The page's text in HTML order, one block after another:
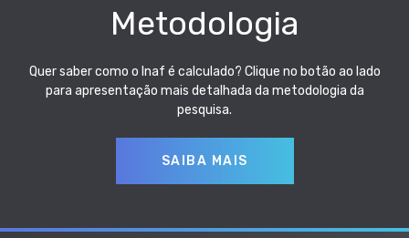
Metodologia
Quer saber como o Inaf é calculado? Clique no botão ao lado
para apresentação mais detalhada da metodologia da
pesquisa.
SAIBA MAIS